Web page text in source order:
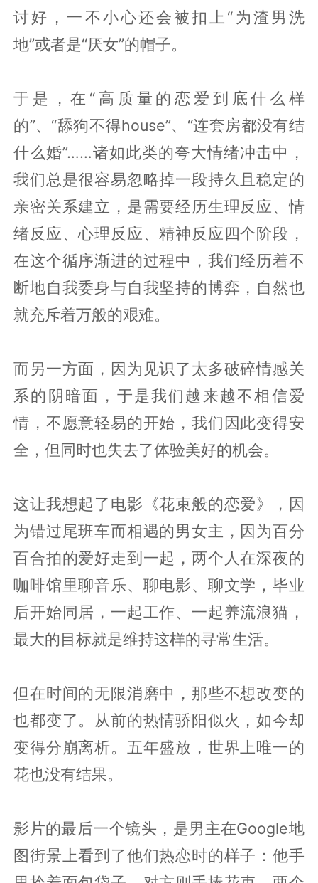
讨好，一不小心还会被扣上“为渣男洗
地”或者是“厌女”的帽子。
于是，在“高质量的恋爱到底什么样
的”、“舔狗不得house”、“连套房都没有结
什么婚”……诸如此类的夸大情绪冲击中，
我们总是很容易忽略掉一段持久且稳定的
亲密关系建立，是需要经历生理反应、情
绪反应、心理反应、精神反应四个阶段，
在这个循序渐进的过程中，我们经历着不
断地自我委身与自我坚持的博弈，自然也
就充斥着万般的艰难。
而另一方面，因为见识了太多破碎情感关
系的阴暗面，于是我们越来越不相信爱
情，不愿意轻易的开始，我们因此变得安
全，但同时也失去了体验美好的机会。‍‍‍‍‍‍‍‍‍‍‍‍‍‍‍‍‍‍‍‍‍‍‍‍‍
这让我想起了电影《花束般的恋爱》，因
为错过尾班车而相遇的男女主，因为百分
百合拍的爱好走到一起，两个人在深夜的
咖啡馆里聊音乐、聊电影、聊文学，毕业
后开始同居，一起工作、一起养流浪猫，
最大的目标就是维持这样的寻常生活。
但在时间的无限消磨中，那些不想改变的
也都变了。从前的热情骄阳似火，如今却
变得分崩离析。五年盛放，世界上唯一的
花也没有结果。
影片的最后一个镜头，是男主在Google地
图街景上看到了他们热恋时的样子：他手